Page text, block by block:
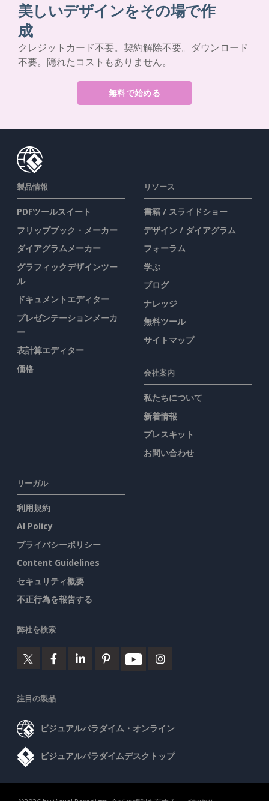
美しいデザインをその場で作
成
クレジットカード不要。契約解除不要。ダウンロード
不要。隠れたコストもありません。
無料で始める
製品情報
PDFツールスイート
フリップブック・メーカー
ダイアグラムメーカー
グラフィックデザインツー
ル
ドキュメントエディター
プレゼンテーションメーカ
ー
表計算エディター
価格
リソース
書籍 / スライドショー
デザイン / ダイアグラム
フォーラム
学ぶ
ブログ
ナレッジ
無料ツール
サイトマップ
会社案内
私たちについて
新着情報
プレスキット
お問い合わせ
リーガル
利用規約
AI Policy
プライバシーポリシー
Content Guidelines
セキュリティ概要
不正行為を報告する
弊社を検索
注目の製品
ビジュアルパラダイム・オンライン
ビジュアルパラダイムデスクトップ